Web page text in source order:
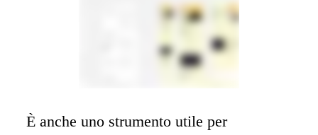
È anche uno strumento utile per